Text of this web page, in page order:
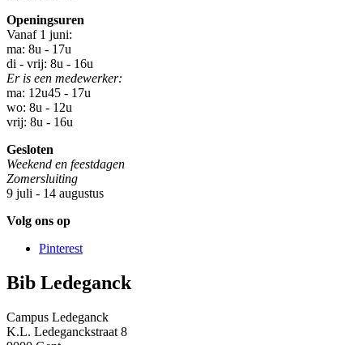
Openingsuren
Vanaf 1 juni:
ma: 8u - 17u
di - vrij: 8u - 16u
Er is een medewerker:
ma: 12u45 - 17u
wo: 8u - 12u
vrij: 8u - 16u
Gesloten
Weekend en feestdagen
Zomersluiting
9 juli - 14 augustus
Volg ons op
Pinterest
Bib Ledeganck
Campus Ledeganck
K.L. Ledeganckstraat 8